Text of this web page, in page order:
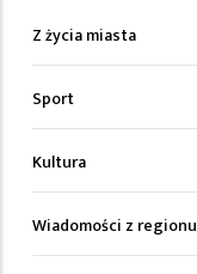
Z życia miasta
Sport
Kultura
Wiadomości z regionu